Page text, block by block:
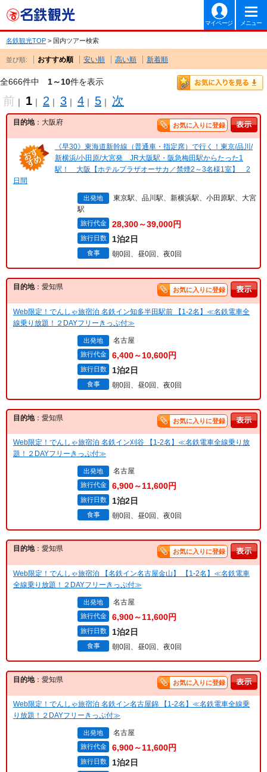
マイページ メニュー
名鉄観光TOP > 国内ツアー検索
並び順: おすすめ順 安い順 高い順 新着順
全666件中 1～10件を表示
前 ｜ 1 ｜ 2 ｜ 3 ｜ 4 ｜ 5 ｜ 次
目的地：大阪府 お気に入りに登録
《早30》東海道新幹線（普通車・指定席）で行く！東京/品川/
新横浜/小田原/大宮発 JR大阪駅・阪急梅田駅からたった1
駅！ 大阪【ホテルプラザオーサカ／禁煙2～3名様1室】 2
日間
出発地
東京駅、品川駅、新横浜駅、小田原駅、大宮
駅
旅行代金 28,300～39,000円
旅行日数 1泊2日
食事 朝0回、昼0回、夜0回
目的地：愛知県 お気に入りに登録
Web限定！でんしゃ旅宿泊 名鉄イン知多半田駅前 【1-2名】≪名鉄電車全
線乗り放題！２DAYフリーきっぷ付≫
出発地 名古屋
旅行代金 6,400～10,600円
旅行日数 1泊2日
食事 朝0回、昼0回、夜0回
目的地：愛知県 お気に入りに登録
Web限定！でんしゃ旅宿泊 名鉄イン刈谷 【1-2名】≪名鉄電車全線乗り放
題！２DAYフリーきっぷ付≫
出発地 名古屋
旅行代金 6,900～11,600円
旅行日数 1泊2日
食事 朝0回、昼0回、夜0回
目的地：愛知県 お気に入りに登録
Web限定！でんしゃ旅宿泊 【名鉄イン名古屋金山】 【1-2名】≪名鉄電車
全線乗り放題！２DAYフリーきっぷ付≫
出発地 名古屋
旅行代金 6,900～11,600円
旅行日数 1泊2日
食事 朝0回、昼0回、夜0回
目的地：愛知県 お気に入りに登録
Web限定！でんしゃ旅宿泊 名鉄イン名古屋錦 【1-2名】≪名鉄電車全線乗
り放題！２DAYフリーきっぷ付≫
出発地 名古屋
旅行代金 6,900～11,600円
旅行日数 1泊2日